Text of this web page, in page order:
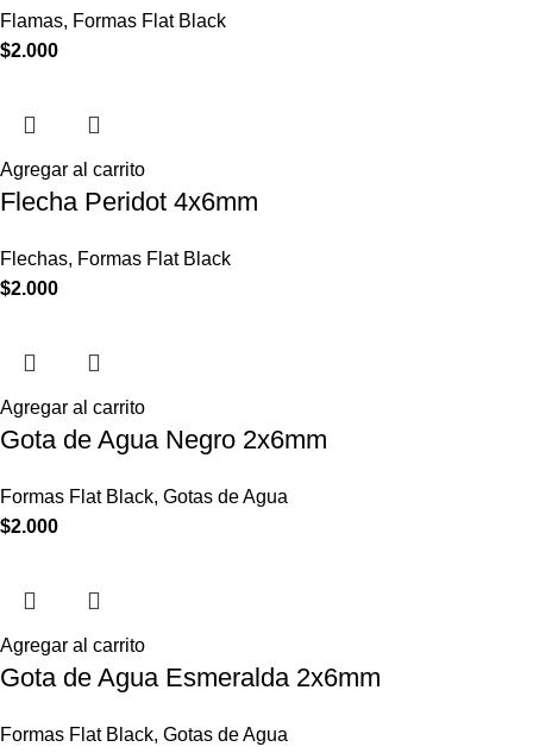
Flamas, Formas Flat Black
$2.000
Agregar al carrito
Flecha Peridot 4x6mm
Flechas, Formas Flat Black
$2.000
Agregar al carrito
Gota de Agua Negro 2x6mm
Formas Flat Black, Gotas de Agua
$2.000
Agregar al carrito
Gota de Agua Esmeralda 2x6mm
Formas Flat Black, Gotas de Agua